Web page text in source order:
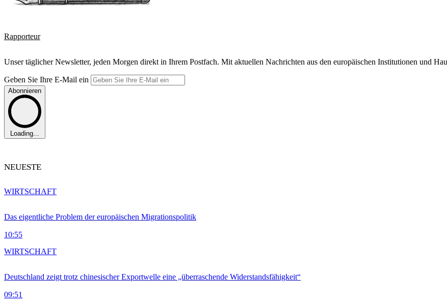
Rapporteur
Unser täglicher Newsletter, jeden Morgen direkt in Ihrem Postfach. Mit aktuellen Nachrichten aus den europäischen Institutionen und
Geben Sie Ihre E-Mail ein
Abonnieren
Loading...
NEUESTE
Das eigentliche Problem der europäischen Migrationspolitik
10:55
WIRTSCHAFT
Deutschland zeigt trotz chinesischer Exportwelle eine „überraschende Widerstandsfähigkeit“
09:51
WIRTSCHAFT